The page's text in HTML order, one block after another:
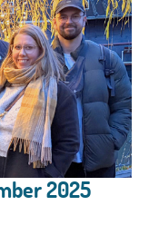
2025